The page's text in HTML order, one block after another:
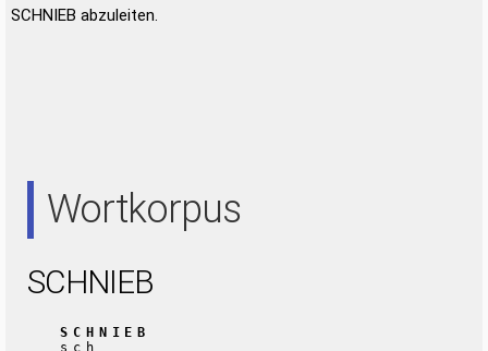
SCHNIEB abzuleiten.
Wortkorpus
SCHNIEB
SCHNIEB
sch